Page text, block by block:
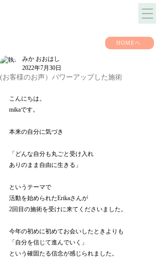
HOMEヘ
(お客様のお声）パワーアップした施術
みか おおはし
2022年7月30日
こんにちは。
mikaです。
本来の自分に気づき
「どんな自分も丸ごと受け入れ
ありのまま自由に生きる」
というテーマで
活動を始められたErikaさんが
2回目の施術を受けに来てくださいました。
今年の初めに初めてお会いしたときよりも
「自分を信じて進んでいく」
という確固たる信念が感じられました。